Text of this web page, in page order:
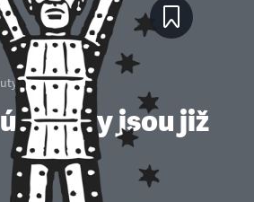
jsou již